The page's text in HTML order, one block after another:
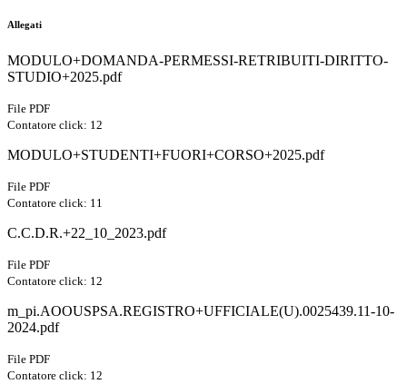
Allegati
MODULO+DOMANDA-PERMESSI-RETRIBUITI-DIRITTO-
STUDIO+2025.pdf
File PDF
Contatore click: 12
MODULO+STUDENTI+FUORI+CORSO+2025.pdf
File PDF
Contatore click: 11
C.C.D.R.+22_10_2023.pdf
File PDF
Contatore click: 12
m_pi.AOOUSPSA.REGISTRO+UFFICIALE(U).0025439.11-10-
2024.pdf
File PDF
Contatore click: 12